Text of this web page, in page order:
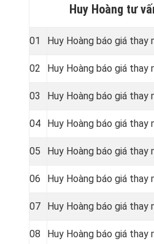
Huy Hoàng tư
01 Huy Hoàng báo giá thay
02 Huy Hoàng báo giá thay
03 Huy Hoàng báo giá thay
04 Huy Hoàng báo giá thay
05 Huy Hoàng báo giá thay
06 Huy Hoàng báo giá thay
07 Huy Hoàng báo giá thay
08 Huy Hoàng báo giá thay